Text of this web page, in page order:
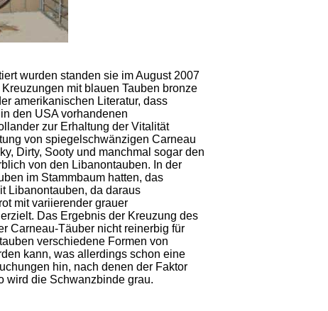
wurden standen sie im August 2007
mit blauen Tauben bronze
amerikanischen Literatur, dass
den USA vorhandenen
zur Erhaltung der Vitalität
von spiegelschwänzigen Carneau
Dirty, Sooty und manchmal sogar den
von den Libanontauben. In der
im Stammbaum hatten, das
Libanontauben, da daraus
mit variierender grauer
Das Ergebnis der Kreuzung des
Carneau-Täuber nicht reinerbig für
verschiedene Formen von
kann, was allerdings schon eine
hin, nach denen der Faktor
wird die Schwanzbinde grau.